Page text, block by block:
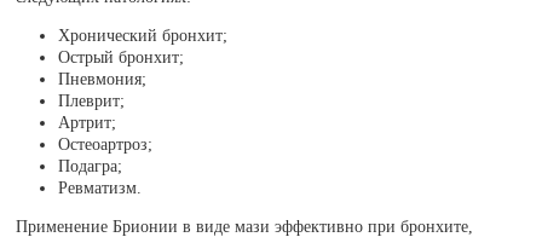
Хронический бронхит;
Острый бронхит;
Пневмония;
Плеврит;
Артрит;
Остеоартроз;
Подагра;
Ревматизм.
Применение Брионии в виде мази эффективно при бронхите,